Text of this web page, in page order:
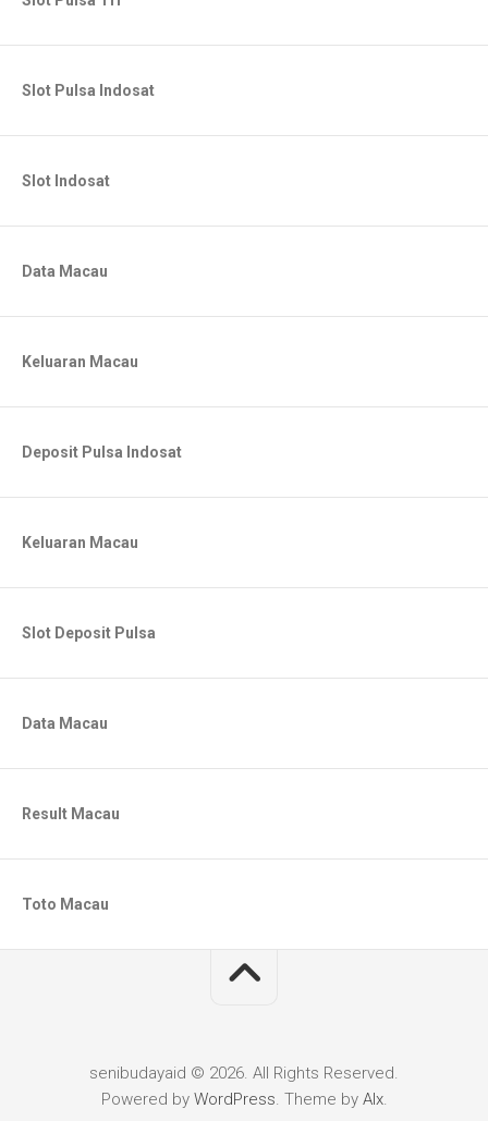
Slot Pulsa Indosat
Slot Indosat
Data Macau
Keluaran Macau
Deposit Pulsa Indosat
Keluaran Macau
Slot Deposit Pulsa
Data Macau
Result Macau
Toto Macau
senibudayaid © 2026. All Rights Reserved.
Powered by WordPress. Theme by Alx.